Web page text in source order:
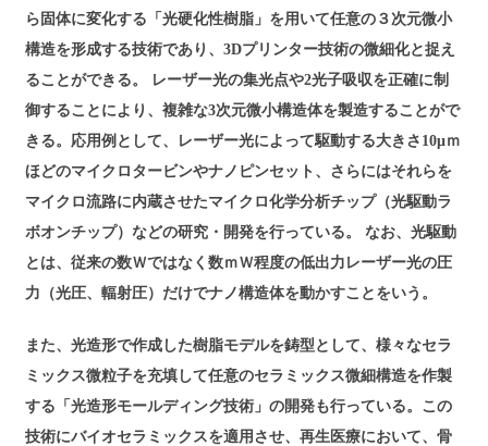
ら固体に変化する「光硬化性樹脂」を用いて任意の３次元微小
構造を形成する技術であり、3Dプリンター技術の微細化と捉え
ることができる。 レーザー光の集光点や2光子吸収を正確に制
御することにより、複雑な3次元微小構造体を製造することがで
きる。応用例として、レーザー光によって駆動する大きさ10μｍ
ほどのマイクロタービンやナノピンセット、さらにはそれらを
マイクロ流路に内蔵させたマイクロ化学分析チップ（光駆動ラ
ボオンチップ）などの研究・開発を行っている。 なお、光駆動
とは、従来の数Ｗではなく数ｍＷ程度の低出力レーザー光の圧
力（光圧、輻射圧）だけでナノ構造体を動かすことをいう。
また、光造形で作成した樹脂モデルを鋳型として、様々なセラ
ミックス微粒子を充填して任意のセラミックス微細構造を作製
する「光造形モールディング技術」の開発も行っている。この
技術にバイオセラミックスを適用させ、再生医療において、骨